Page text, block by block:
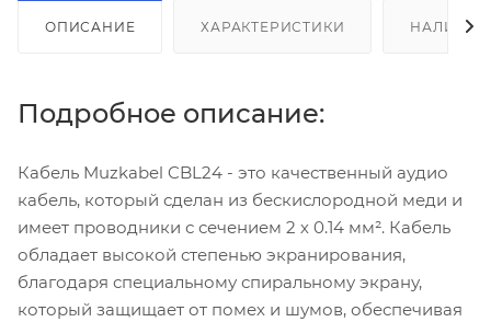
ОПИСАНИЕ ХАРАКТЕРИСТИКИ НАЛИЧИЕ
Подробное описание:
Кабель Muzkabel CBL24 - это качественный аудио
кабель, который сделан из бескислородной меди и
имеет проводники с сечением 2 х 0.14 мм². Кабель
обладает высокой степенью экранирования,
благодаря специальному спиральному экрану,
который защищает от помех и шумов, обеспечивая